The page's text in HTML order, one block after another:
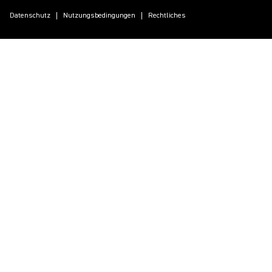
Datenschutz Nutzungsbedingungen Rechtliches